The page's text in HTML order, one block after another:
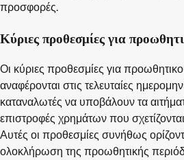
προσφορές.
Κύριες προθεσμίες για
Οι κύριες προθεσμίες για
αναφέρονται στις τελευταίες
καταναλωτές να υποβάλουν τα
επιστροφές χρημάτων που
Αυτές οι προθεσμίες συνήθως
ολοκλήρωση της προωθητικής